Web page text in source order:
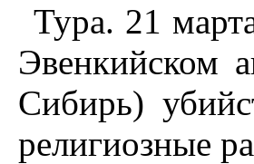
Тура. 21
Эвенкийском
Сибирь)
религиозные